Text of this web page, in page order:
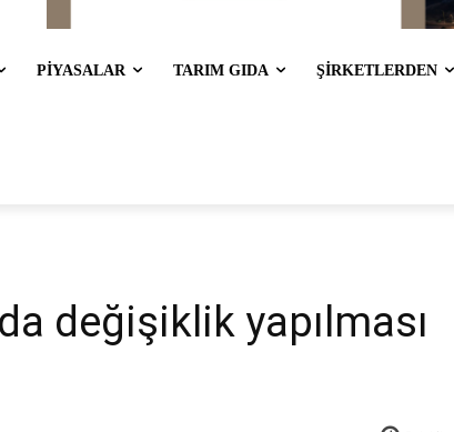
PİYASALAR TARIM GIDA ŞİRKETLERDEN
değişiklik yapılması